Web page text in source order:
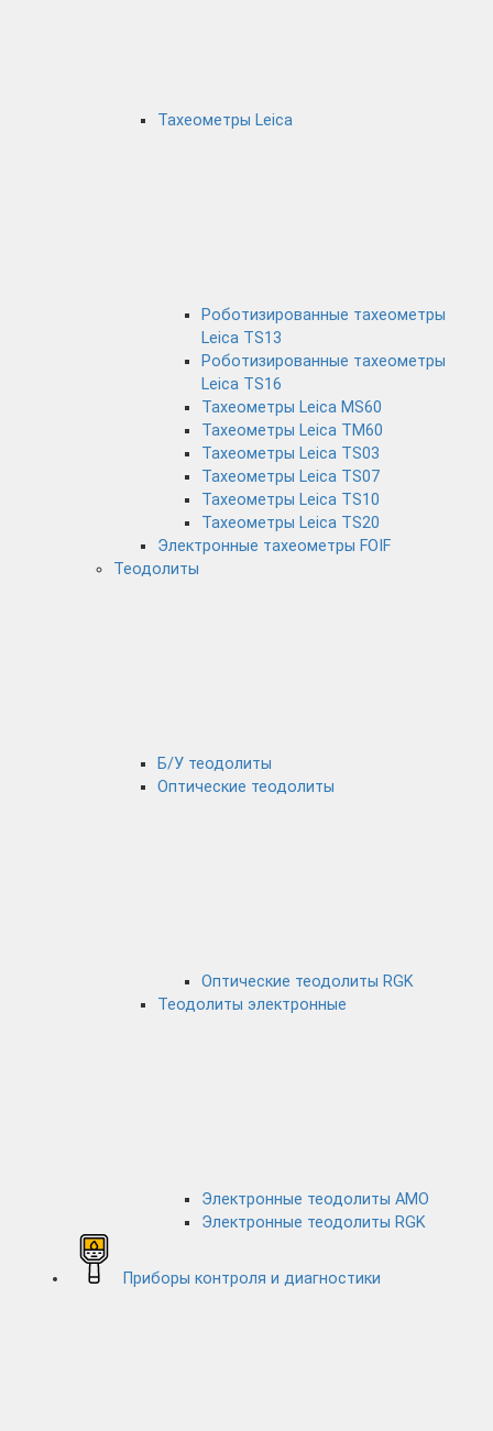
Тахеометры Leica
Роботизированные тахеометры
Leica TS13
Роботизированные тахеометры
Leica TS16
Тахеометры Leica MS60
Тахеометры Leica TM60
Тахеометры Leica TS03
Тахеометры Leica TS07
Тахеометры Leica TS10
Тахеометры Leica TS20
Электронные тахеометры FOIF
Теодолиты
Б/У теодолиты
Оптические теодолиты
Оптические теодолиты RGK
Теодолиты электронные
Электронные теодолиты AMO
Электронные теодолиты RGK
Приборы контроля и диагностики